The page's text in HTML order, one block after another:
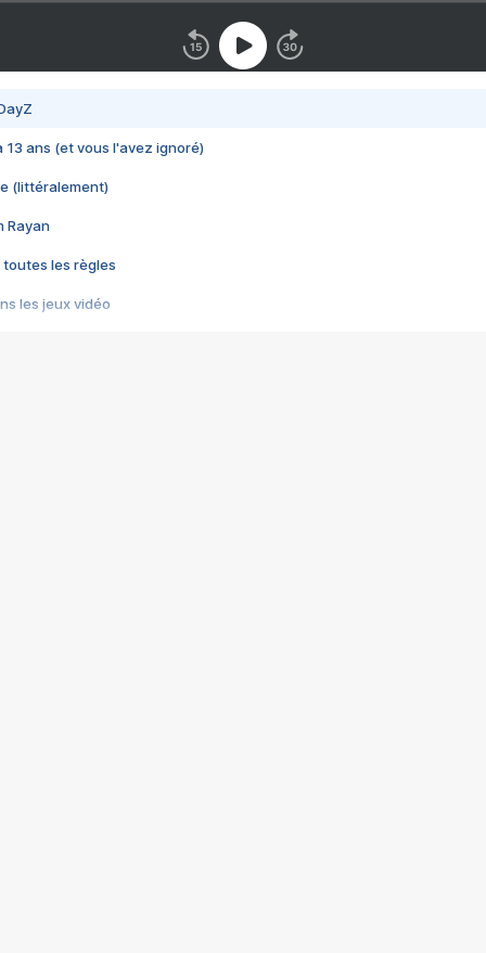
13 ans (et vous l'avez ignoré)
(littéralement)
Rayan
toutes les règles
les jeux vidéo